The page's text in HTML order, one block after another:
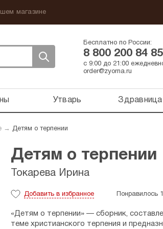
магазине
Бесплатно по России:
8 800 200 84 85
с 9:00 до 21:00
order@zyorna.ru
Утварь Здравница
→ Детям о терпении
Детям о терпении
Токарева Ирина
Добавить в избранное Понравилось
«Детям о терпении» — сборник,
теме христианского терпения и